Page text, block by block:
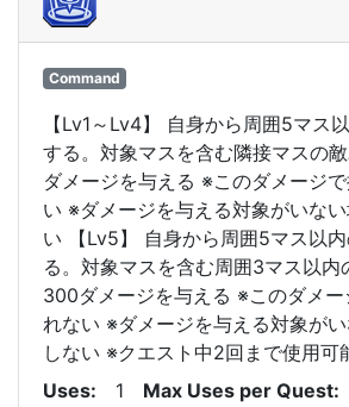
Command
【Lv1～Lv4】 自身から周囲5マス
する。対象マスを含む隣接マスの
ダメージを与える ※このダメージ
い ※ダメージを与える対象がいな
い 【Lv5】 自身から周囲5マス以
る。対象マスを含む周囲3マス以内
300ダメージを与える ※このダメー
れない ※ダメージを与える対象が
しない ※クエスト中2回まで使用可
Uses
1 Max Uses per Quest